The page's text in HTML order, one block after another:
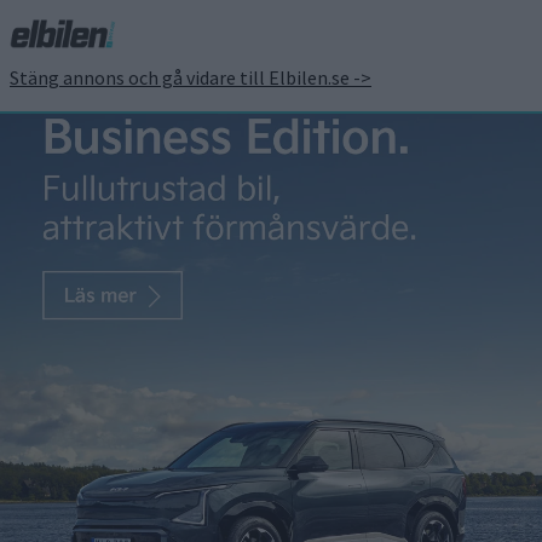
Stäng annons och gå vidare till Elbilen.se ->
Tesla erbjuder kunder
att köpa bilar med